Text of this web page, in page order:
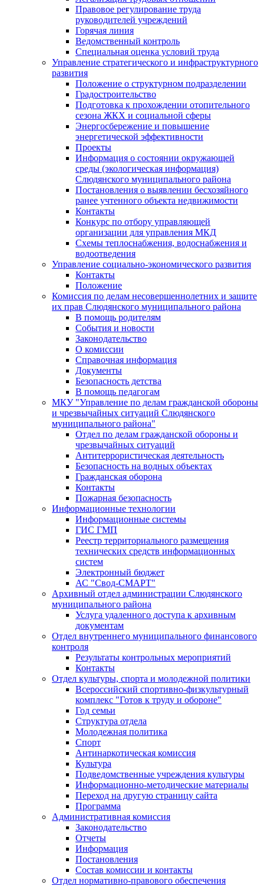
Правовое регулирование труда
руководителей учреждений
Горячая линия
Ведомственный контроль
Специальная оценка условий труда
Управление стратегического и инфраструктурного
развития
Положение о структурном подразделении
Градостроительство
Подготовка к прохождении отопительного
сезона ЖКХ и социальной сферы
Энергосбережение и повышение
энергетической эффективности
Проекты
Информация о состоянии окружающей
среды (экологическая информация)
Слюдянского муниципального района
Постановления о выявлении бесхозяйного
ранее учтенного объекта недвижимости
Контакты
Конкурс по отбору управляющей
организации для управления МКД
Схемы теплоснабжения, водоснабжения и
водоотведения
Управление социально-экономического развития
Контакты
Положение
Комиссия по делам несовершеннолетних и защите
их прав Слюдянского муниципального района
В помощь родителям
События и новости
Законодательство
О комиссии
Справочная информация
Документы
Безопасность детства
В помощь педагогам
МКУ "Управление по делам гражданской обороны
и чрезвычайных ситуаций Слюдянского
муниципального района"
Отдел по делам гражданской обороны и
чрезвычайных ситуаций
Антитеррористическая деятельность
Безопасность на водных объектах
Гражданская оборона
Контакты
Пожарная безопасность
Информационные технологии
Информационные системы
ГИС ГМП
Реестр территориального размещения
технических средств информационных
систем
Электронный бюджет
АС "Свод-СМАРТ"
Архивный отдел администрации Слюдянского
муниципального района
Услуга удаленного доступа к архивным
документам
Отдел внутреннего муниципального финансового
контроля
Результаты контрольных мероприятий
Контакты
Отдел культуры, спорта и молодежной политики
Всероссийский спортивно-физкультурный
комплекс "Готов к труду и обороне"
Год семьи
Структура отдела
Молодежная политика
Спорт
Антинаркотическая комиссия
Культура
Подведомственные учреждения культуры
Информационно-методические материалы
Переход на другую страницу сайта
Программа
Административная комиссия
Законодательство
Отчеты
Информация
Постановления
Состав комиссии и контакты
Отдел нормативно-правового обеспечения